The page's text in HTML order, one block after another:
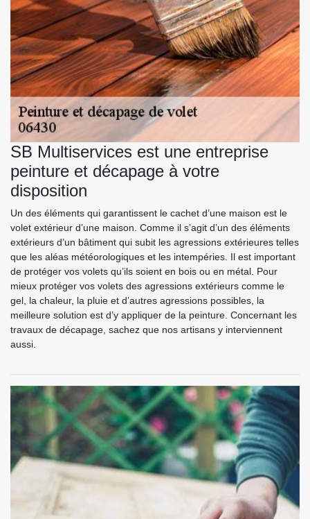
SB Multiservices est une entreprise
peinture et décapage à votre
disposition
Un des éléments qui garantissent le cachet d’une maison est le
volet extérieur d’une maison. Comme il s’agit d’un des éléments
extérieurs d’un bâtiment qui subit les agressions extérieures telles
que les aléas météorologiques et les intempéries. Il est important
de protéger vos volets qu’ils soient en bois ou en métal. Pour
mieux protéger vos volets des agressions extérieurs comme le
gel, la chaleur, la pluie et d’autres agressions possibles, la
meilleure solution est d’y appliquer de la peinture. Concernant les
travaux de décapage, sachez que nos artisans y interviennent
aussi.